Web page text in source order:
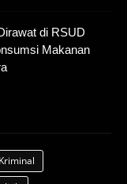
di RSUD
Makanan